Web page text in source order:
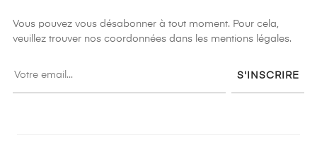
Vous pouvez vous désabonner à tout moment. Pour cela,
veuillez trouver nos coordonnées dans les mentions légales.
S'INSCRIRE